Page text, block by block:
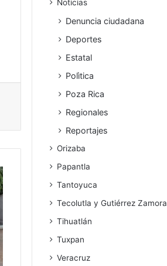
Noticias
Denuncia ciudadana
Deportes
Estatal
Polìtica
Poza Rica
Regionales
Reportajes
Orizaba
Papantla
Tantoyuca
Tecolutla y Gutiérrez Zamora
Tihuatlán
Tuxpan
Veracruz